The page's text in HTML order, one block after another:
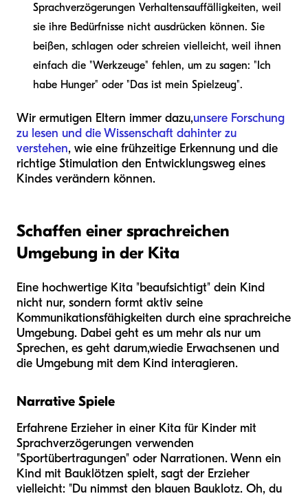
Sprachverzögerungen Verhaltensauffälligkeiten, weil
sie ihre Bedürfnisse nicht ausdrücken können. Sie
beißen, schlagen oder schreien vielleicht, weil ihnen
einfach die "Werkzeuge" fehlen, um zu sagen: "Ich
habe Hunger" oder "Das ist mein Spielzeug".
Wir ermutigen Eltern immer dazu,unsere Forschung
zu lesen und die Wissenschaft dahinter zu
verstehen, wie eine frühzeitige Erkennung und die
richtige Stimulation den Entwicklungsweg eines
Kindes verändern können.
Schaffen einer sprachreichen
Umgebung in der Kita
Eine hochwertige Kita "beaufsichtigt" dein Kind
nicht nur, sondern formt aktiv seine
Kommunikationsfähigkeiten durch eine sprachreiche
Umgebung. Dabei geht es um mehr als nur um
Sprechen, es geht darum,wiedie Erwachsenen und
die Umgebung mit dem Kind interagieren.
Narrative Spiele
Erfahrene Erzieher in einer Kita für Kinder mit
Sprachverzögerungen verwenden
"Sportübertragungen" oder Narrationen. Wenn ein
Kind mit Bauklötzen spielt, sagt der Erzieher
vielleicht: "Du nimmst den blauen Bauklotz. Oh, du